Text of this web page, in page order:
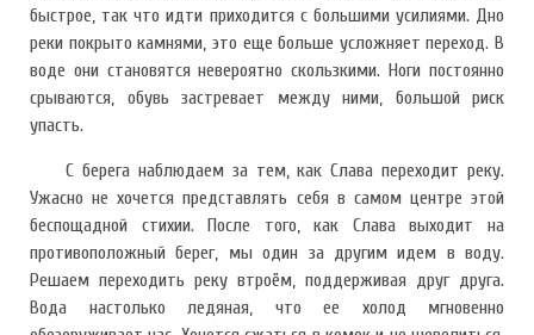
быстрое, так что идти приходится с большими усилиями. Дно
реки покрыто камнями, это еще больше усложняет переход. В
воде они становятся невероятно скользкими. Ноги постоянно
срываются, обувь застревает между ними, большой риск
упасть.
С берега наблюдаем за тем, как Слава переходит реку.
Ужасно не хочется представлять себя в самом центре этой
беспощадной стихии. После того, как Слава выходит на
противоположный берег, мы один за другим идем в воду.
Решаем переходить реку втроём, поддерживая друг друга.
Вода настолько ледяная, что ее холод мгновенно